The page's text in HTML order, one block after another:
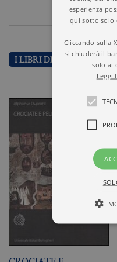
I LIBRI DI ALPHONSE
esperienza
qui sotto solo
Cliccando sulla
si chiuderà il
solo ai
Leggi